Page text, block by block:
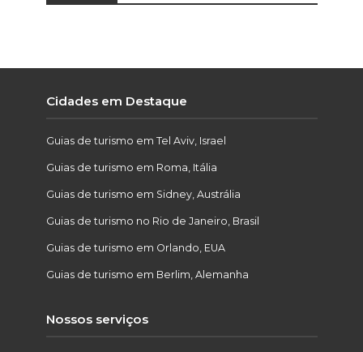
Cidades em Destaque
Guias de turismo em Tel Aviv, Israel
Guias de turismo em Roma, Itália
Guias de turismo em Sidney, Austrália
Guias de turismo no Rio de Janeiro, Brasil
Guias de turismo em Orlando, EUA
Guias de turismo em Berlim, Alemanha
Nossos serviços